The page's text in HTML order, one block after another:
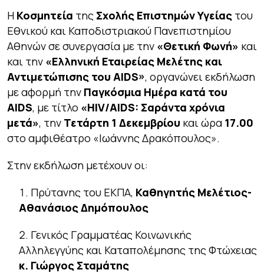
H Κοσμητεία της Σχολής Επιστημών Υγείας του
Εθνικού και Καποδιστριακού Πανεπιστημίου
Αθηνών σε συνεργασία με την «Θετική Φωνή» και
και την «Ελληνική Εταιρείας Μελέτης και
Αντιμετώπισης του AIDS», οργανώνει εκδήλωση
με αφορμή την Παγκόσμια Ημέρα κατά του
AIDS, με τίτλο «HIV/AIDS: Σαράντα χρόνια
μετά», την Τετάρτη 1 Δεκεμβρίου και ώρα 17.00
στο αμφιθέατρο «Ιωάννης Δρακόπουλος».
Στην εκδήλωση μετέχουν οι:
Πρύτανης του ΕΚΠΑ, Καθηγητής Μελέτιος-
Αθανάσιος Δημόπουλος
Γενικός Γραμματέας Κοινωνικής
Αλληλεγγύης και Καταπολέμησης της Φτώχειας
κ. Γιώργος Σταμάτης